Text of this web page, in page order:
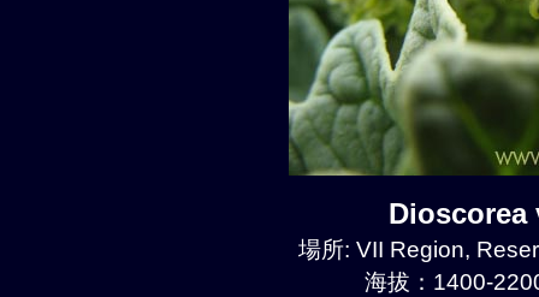
Dioscorea
場所: VII Region,
海拔：1400-